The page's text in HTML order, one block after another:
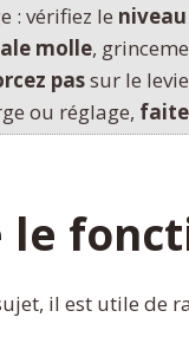
: vérifiez le
molle,
passur le
ou réglage,
il est utile de